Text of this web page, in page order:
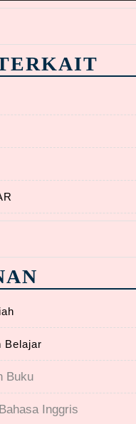
Belajar
Buku
Inggris